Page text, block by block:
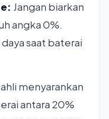
Jangan biarkan
angka 0%.
saat baterai
menyarankan
antara 20%